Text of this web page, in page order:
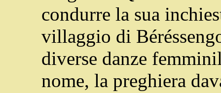
condurre la sua
villaggio di
diverse danze
nome, la preghiera